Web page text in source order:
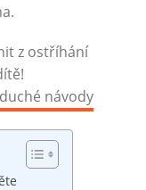
z ostříhání